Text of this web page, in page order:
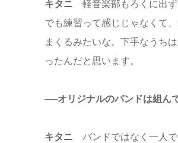
キタニ 軽音楽部もろくに出ず
でも練習って感じじゃなくて
まくるみたいな。下手なうち
ったんだと思います。
──オリジナルのバンドは組ん
キタニ バンドではなく一人で